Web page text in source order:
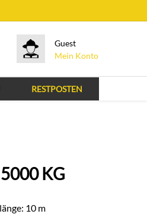
Guest
Mein Konto
RESTPOSTEN
KG
10 m